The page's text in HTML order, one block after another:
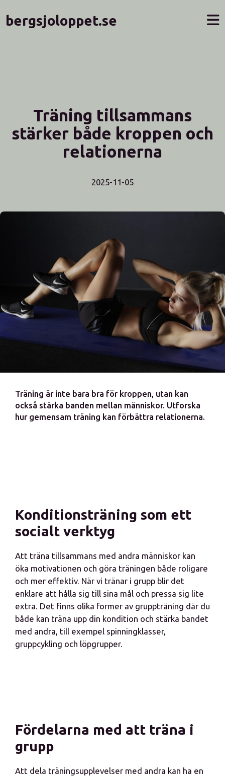
bergsjoloppet.se
Träning tillsammans
stärker både kroppen och
relationerna
2025-11-05
Träning är inte bara bra för kroppen, utan kan
också stärka banden mellan människor. Utforska
hur gemensam träning kan förbättra relationerna.
Konditionsträning som ett
socialt verktyg
Att träna tillsammans med andra människor kan
öka motivationen och göra träningen både roligare
och mer effektiv. När vi tränar i grupp blir det
enklare att hålla sig till sina mål och pressa sig lite
extra. Det finns olika former av gruppträning där du
både kan träna upp din kondition och stärka bandet
med andra, till exempel spinningklasser,
gruppcykling och löpgrupper.
Fördelarna med att träna i
grupp
Att dela träningsupplevelser med andra kan ha en